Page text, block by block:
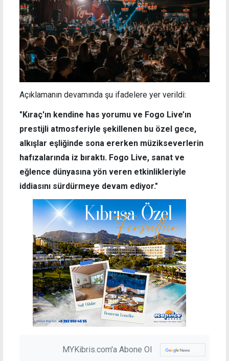
Açıklamanın devamında şu ifadelere yer verildi:
"Kıraç'ın kendine has yorumu ve Fogo Live’ın
prestijli atmosferiyle şekillenen bu özel gece,
alkışlar eşliğinde sona ererken müzikseverlerin
hafızalarında iz bıraktı. Fogo Live, sanat ve
eğlence dünyasına yön veren etkinlikleriyle
iddiasını sürdürmeye devam ediyor."
MYKibris.com'a Abone Ol